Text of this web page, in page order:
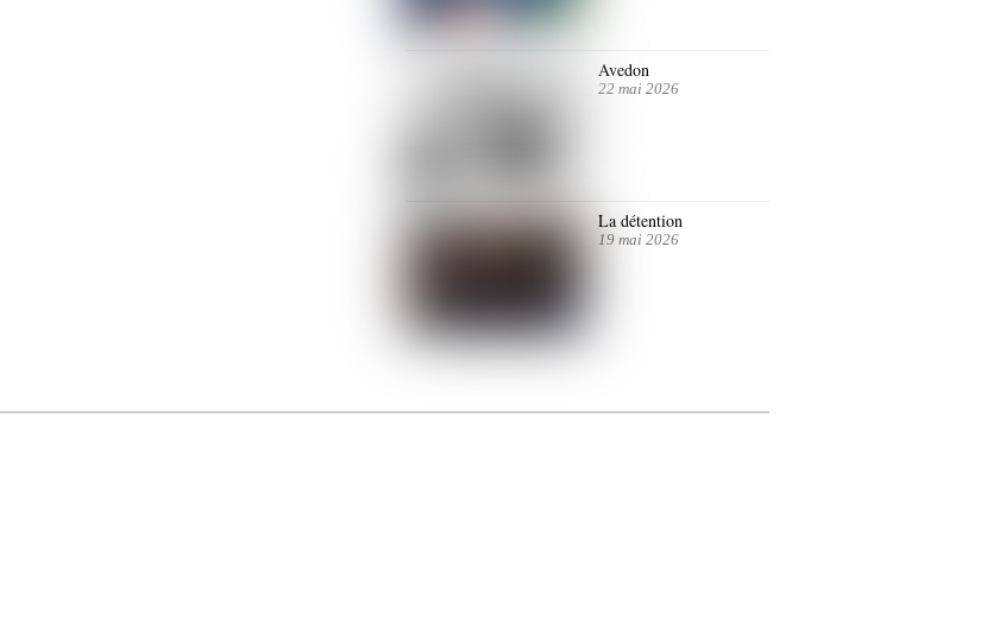
Avedon
22 mai 2026
La détention
19 mai 2026